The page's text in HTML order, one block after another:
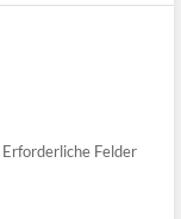
Erforderliche Felder